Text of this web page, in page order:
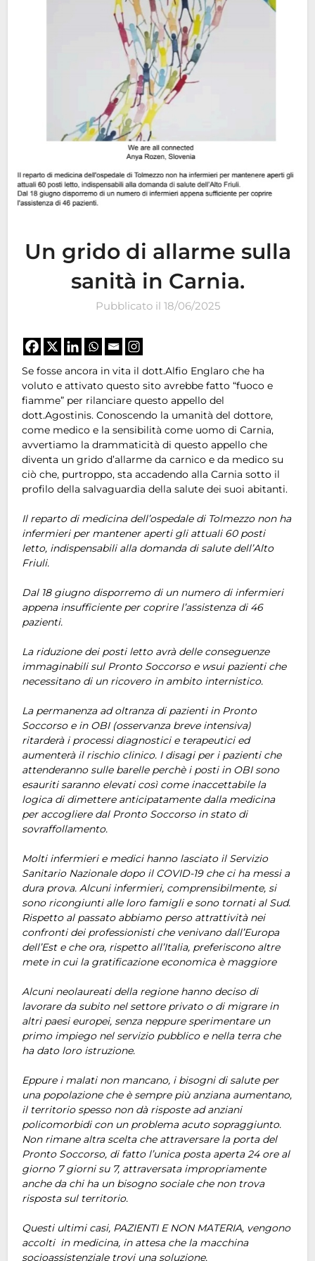
Un grido di allarme sulla
sanità in Carnia.
Pubblicato il 18/06/2025
Se fosse ancora in vita il dott.Alfio Englaro che ha
voluto e attivato questo sito avrebbe fatto “fuoco e
fiamme” per rilanciare questo appello del
dott.Agostinis. Conoscendo la umanità del dottore,
come medico e la sensibilità come uomo di Carnia,
avvertiamo la drammaticità di questo appello che
diventa un grido d’allarme da carnico e da medico su
ciò che, purtroppo, sta accadendo alla Carnia sotto il
profilo della salvaguardia della salute dei suoi abitanti.
Il reparto di medicina dell’ospedale di Tolmezzo non ha
infermieri per mantener aperti gli attuali 60 posti
letto, indispensabili alla domanda di salute dell’Alto
Friuli.
Dal 18 giugno disporremo di un numero di infermieri
appena insufficiente per coprire l’assistenza di 46
pazienti.
La riduzione dei posti letto avrà delle conseguenze
immaginabili sul Pronto Soccorso e wsui pazienti che
necessitano di un ricovero in ambito internistico.
La permanenza ad oltranza di pazienti in Pronto
Soccorso e in OBI (osservanza breve intensiva)
ritarderà i processi diagnostici e terapeutici ed
aumenterà il rischio clinico. I disagi per i pazienti che
attenderanno sulle barelle perchè i posti in OBI sono
esauriti saranno elevati così come inaccettabile la
logica di dimettere anticipatamente dalla medicina
per accogliere dal Pronto Soccorso in stato di
sovraffollamento.
Molti infermieri e medici hanno lasciato il Servizio
Sanitario Nazionale dopo il COVID-19 che ci ha messi a
dura prova. Alcuni infermieri, comprensibilmente, si
sono ricongiunti alle loro famigli e sono tornati al Sud.
Rispetto al passato abbiamo perso attrattività nei
confronti dei professionisti che venivano dall’Europa
dell’Est e che ora, rispetto all’Italia, preferiscono altre
mete in cui la gratificazione economica è maggiore
Alcuni neolaureati della regione hanno deciso di
lavorare da subito nel settore privato o di migrare in
altri paesi europei, senza neppure sperimentare un
primo impiego nel servizio pubblico e nella terra che
ha dato loro istruzione.
Eppure i malati non mancano, i bisogni di salute per
una popolazione che è sempre più anziana aumentano,
il territorio spesso non dà risposte ad anziani
policomorbidi con un problema acuto sopraggiunto.
Non rimane altra scelta che attraversare la porta del
Pronto Soccorso, di fatto l’unica posta aperta 24 ore al
giorno 7 giorni su 7, attraversata impropriamente
anche da chi ha un bisogno sociale che non trova
risposta sul territorio.
Questi ultimi casi, PAZIENTI E NON MATERIA, vengono
accolti in medicina, in attesa che la macchina
socioassistenziale trovi una soluzione.